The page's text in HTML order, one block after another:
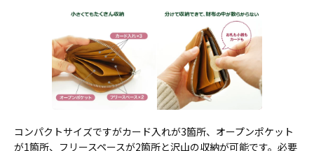
コンパクトサイズですがカード入れが3箇所、オープンポケット
が1箇所、フリースペースが2箇所と沢山の収納が可能です。必要